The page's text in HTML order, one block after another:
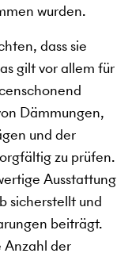
wurden.
dass sie
gilt vor allem für
Dämmungen,
und der
zu prüfen.
Ausstattung
sicherstellt und
beiträgt.
Anzahl der